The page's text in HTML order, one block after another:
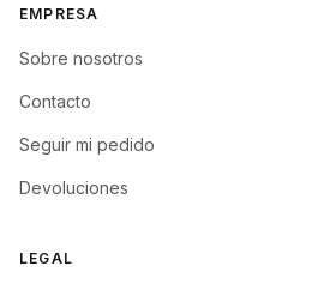
EMPRESA
Sobre nosotros
Contacto
Seguir mi pedido
Devoluciones
LEGAL